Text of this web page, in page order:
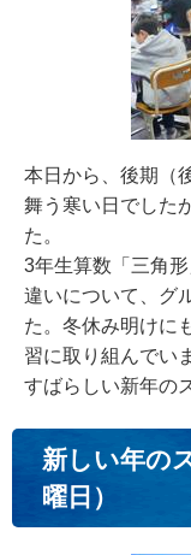
本日から、後期（
舞う寒い日でした
た。
3年生算数「三角
違いについて、グ
た。冬休み明けに
習に取り組んでい
すばらしい新年の
新しい年の
曜日）